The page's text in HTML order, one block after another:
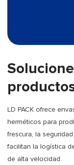
LD PACK ofrece
herméticos para
frescura, la
facilitan la logística
de alta velocidad.